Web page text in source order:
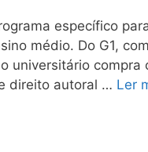
específico
médio. Do G1,
universitário
direito autoral … Ler